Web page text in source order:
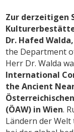
Zur derzeitigen
Dr. Hafed
the Department
Herr Dr. Walda
International
the Ancient Near
(ÖAW) in Wien.
Ländern der Welt